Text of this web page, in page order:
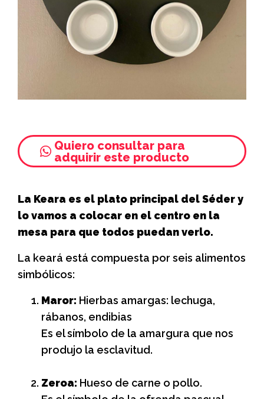
Quiero consultar para
adquirir este producto
La Keara es el plato principal del Séder y
lo vamos a colocar en el centro en la
mesa para que todos puedan verlo.
La keará está compuesta por seis alimentos
simbólicos:
Maror: Hierbas amargas: lechuga,
rábanos, endibias
Es el símbolo de la amargura que nos
produjo la esclavitud.
Zeroa: Hueso de carne o pollo.